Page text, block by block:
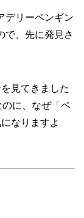
デリーペンギン
で、先に発見さ
見てきました
に、なぜ「ペ
なりますよ